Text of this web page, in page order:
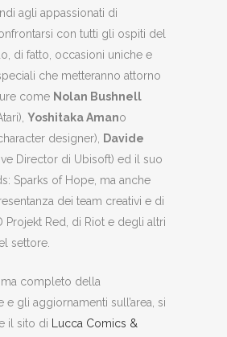
agli appassionati di
con tutti gli ospiti del
di fatto, occasioni uniche e
che metteranno attorno
come Nolan Bushnell
Yoshitaka Amano
designer), Davide
Director di Ubisoft) ed il suo
Sparks of Hope, ma anche
dei team creativi e di
Projekt Red, di Riot e degli altri
settore.
completo della
e gli aggiornamenti sull’area, si
il sito di Lucca Comics &